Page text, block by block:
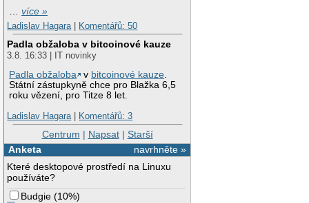
…více »
Ladislav Hagara| Komentářů: 50
Padla obžaloba v bitcoinové kauze
3.8. 16:33 | IT novinky
Padla obžaloba
v bitcoinové kauze.
Státní zástupkyně chce pro Blažka 6,5
roku vězení, pro Titze 8 let.
Ladislav Hagara| Komentářů: 3
Centrum | Napsat| Starší
navrhněte »
Anketa
Které desktopové prostředí na Linuxu
používáte?
Budgie (10%)